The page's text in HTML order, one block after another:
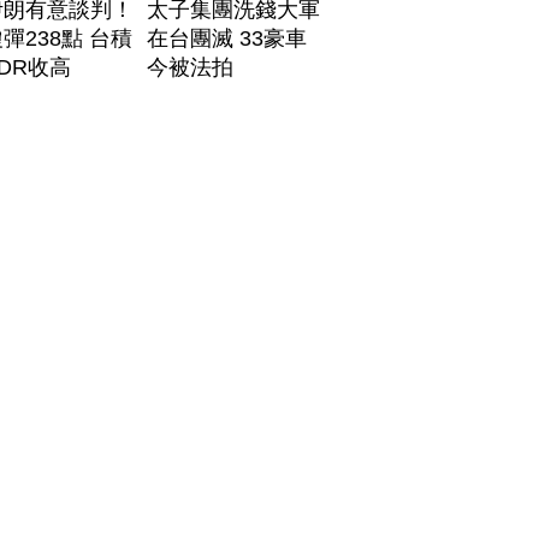
有意談判！
238點 台積
收高
太子集團洗錢大軍
在台團滅 33豪車
今被法拍